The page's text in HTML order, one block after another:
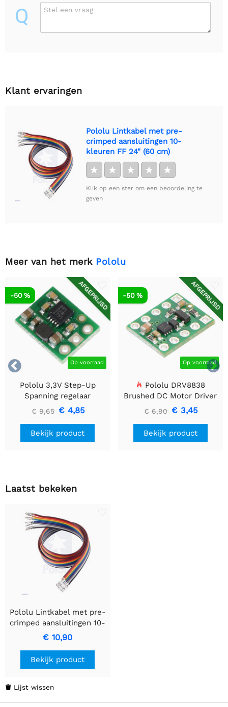
Q Stel een vraag
Klant ervaringen
Pololu Lintkabel met pre-
crimped aansluitingen 10-
kleuren FF 24" (60 cm)
★ ★ ★ ★ ★
Klik op een ster om een beoordeling te
geven
Meer van het merk Pololu


AFGEPRIJSD
Op voorraad
-50 %
Pololu 3,3V Step-Up
Spanning regelaar
U1V10F3
€ 9,65 € 4,85
Bekijk product
AFGEPRIJSD
Op voorraad
-50 %
Pololu DRV8838
Brushed DC Motor Driver
€ 6,90 € 3,45
Bekijk product
Laatst bekeken
Pololu Lintkabel met pre-
crimped aansluitingen 10-
kleuren FF 24" (60 cm)
€ 10,90
Bekijk product
 Lijst wissen